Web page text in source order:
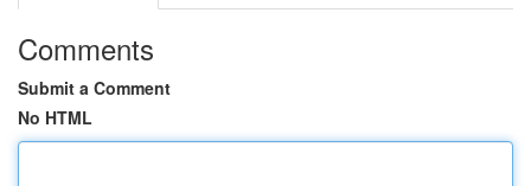
Comments
Submit a Comment
No HTML